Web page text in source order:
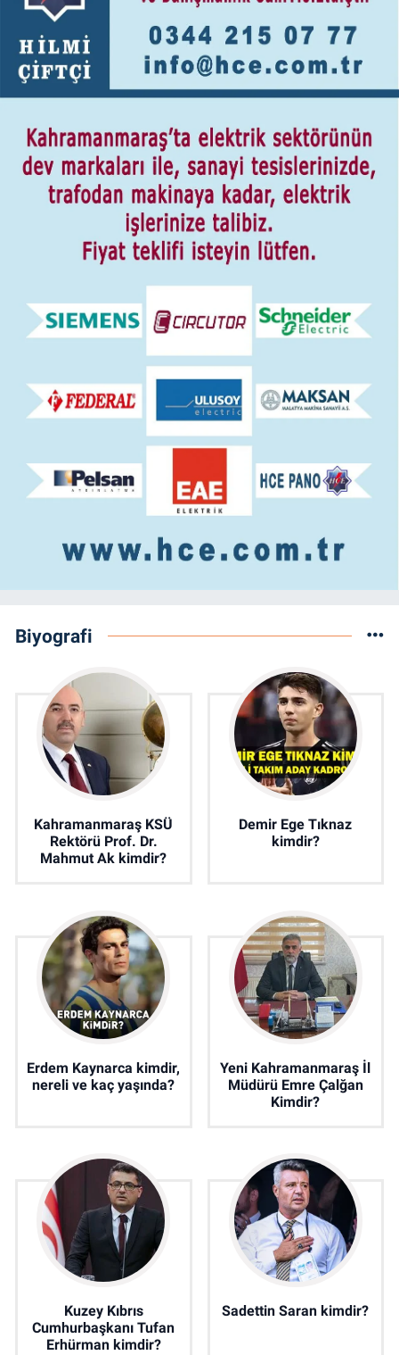
Biyografi
Kahramanmaraş KSÜ
Rektörü Prof. Dr.
Mahmut Ak kimdir?
Demir Ege Tıknaz
kimdir?
Erdem Kaynarca kimdir,
nereli ve kaç yaşında?
Yeni Kahramanmaraş İl
Müdürü Emre Çalğan
Kimdir?
Kuzey Kıbrıs
Cumhurbaşkanı Tufan
Erhürman kimdir?
Sadettin Saran kimdir?